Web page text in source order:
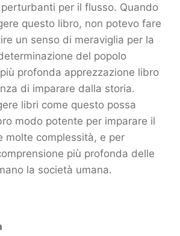
per il flusso. Quando
questo libro, non potevo fare
un senso di meraviglia per la
del popolo
profonda apprezzazione libro
di imparare dalla storia.
libri come questo possa
modo potente per imparare il
molte complessità, e per
più profonda delle
la società umana.